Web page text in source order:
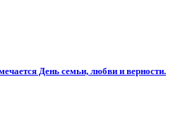
День семьи, любви и верности.